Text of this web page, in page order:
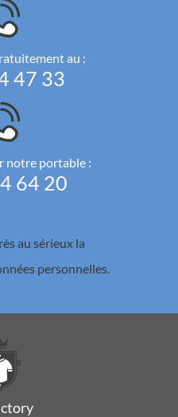
au :
47 33
notre portable :
64 20
au sérieux la
personnelles.